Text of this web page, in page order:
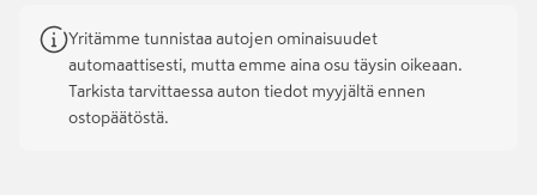
Yritämme tunnistaa autojen ominaisuudet
automaattisesti, mutta emme aina osu täysin oikeaan.
Tarkista tarvittaessa auton tiedot myyjältä ennen
ostopäätöstä.